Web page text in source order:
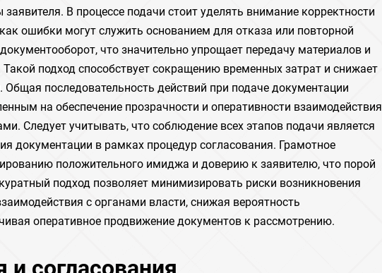
В процессе подачи стоит уделять внимание корректности
ошибки могут служить основанием для отказа или повторной
что значительно упрощает передачу материалов и
подход способствует сокращению временных затрат и снижает
последовательность действий при подаче документации
на обеспечение прозрачности и оперативности взаимодействия
Следует учитывать, что соблюдение всех этапов подачи является
документации в рамках процедур согласования. Грамотное
положительного имиджа и доверию к заявителю, что порой
подход позволяет минимизировать риски возникновения
с органами власти, снижая вероятность
оперативное продвижение документов к рассмотрению.